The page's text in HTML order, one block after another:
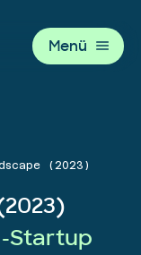
Menü
(2023)
Startup